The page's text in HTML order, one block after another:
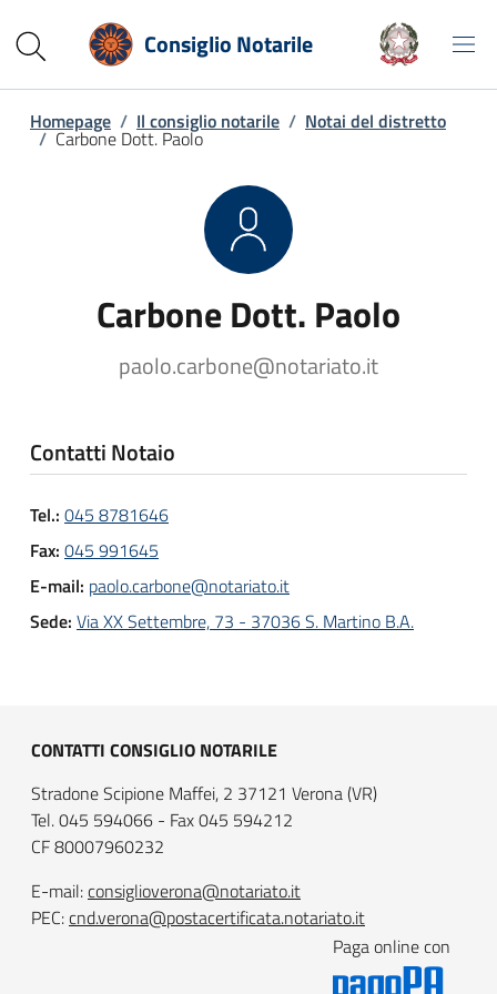
Consiglio Notarile
Homepage / Il consiglio notarile / Notai del distretto
/ Carbone Dott. Paolo
Carbone Dott. Paolo
paolo.carbone@notariato.it
Contatti Notaio
Tel.: 045 8781646
Fax: 045 991645
E-mail: paolo.carbone@notariato.it
Sede: Via XX Settembre, 73 - 37036 S. Martino B.A.
CONTATTI CONSIGLIO NOTARILE
Stradone Scipione Maffei, 2 37121 Verona (VR)
Tel. 045 594066 - Fax 045 594212
CF 80007960232
E-mail:consiglioverona@notariato.it
PEC:cnd.verona@postacertificata.notariato.it
Paga online con